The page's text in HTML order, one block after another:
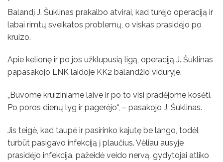
Balandį J. Šuklinas prakalbo atvirai, kad turėjo operaciją ir
labai rimtų sveikatos problemų, o viskas prasidėjo po
kruizo.
Apie kelionę ir po jos užklupusią ligą, operaciją J. Šuklinas
papasakojo LNK laidoje KK2 balandžio viduryje.
„Buvome kruiziniame laive ir po to visi pradėjome kosėti.
Po poros dienų lyg ir pagerėjo“, – pasakojo J. Šuklinas.
Jis teigė, kad taupė ir pasirinko kajutę be lango, todėl
turbūt pasigavo infekciją į plaučius. Vėliau ausyje
prasidėjo infekcija, pažeidė veido nervą, gydytojai atliko